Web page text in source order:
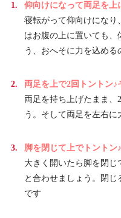
仰向けになって両足を上
寝転がって仰向けになり
はお腹の上に置いても、
う、おへそに力を込める
両足を上で2回トントン♪
両足を持ち上げたまま、
う。そして両足を左右に
脚を閉じて上でトントン♪
大きく開いたら脚を閉じ
と合わせましょう。閉
です